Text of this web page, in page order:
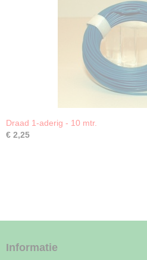
Draad 1-aderig - 10 mtr.
€ 2,25
Informatie